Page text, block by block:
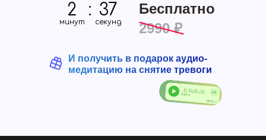
И получить в подарок аудио-
медитацию на снятие тревоги
Бесплатно
2
минут
: 37
секунд 2990 ₽